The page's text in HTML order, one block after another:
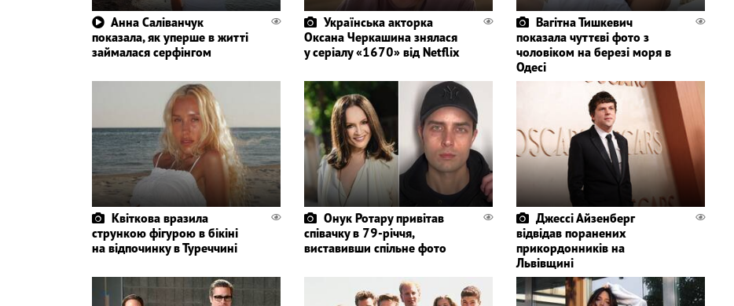
Анна Саліванчук
показала, як уперше в житті
займалася серфінгом
Українська акторка
Оксана Черкашина знялася
у серіалу «1670» від Netflix
Вагітна Тишкевич
показала чуттєві фото з
чоловіком на березі моря в
Одесі
Квіткова вразила
стрункою фігурою в бікіні
на відпочинку в Туреччині
Онук Ротару привітав
співачку в 79-річчя,
виставивши спільне фото
Джессі Айзенберг
відвідав поранених
прикордонників на
Львівщині